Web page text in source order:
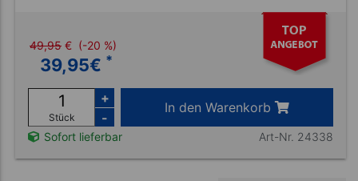
49,95 € (-20 %)
39,95€ *
Stück
+
-
In den Warenkorb
Sofort lieferbar Art-Nr. 24338